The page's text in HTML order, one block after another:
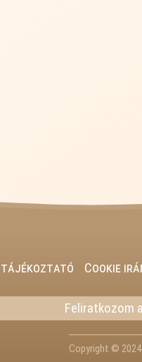
tájékoztató Cookie
Feliratkozom
Copyright ©